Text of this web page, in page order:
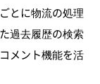
とに物流の処理
過去履歴の検索
メント機能を活